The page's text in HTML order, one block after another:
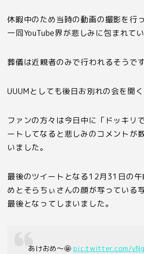
休暇中のため当時の動画の撮影を行
一同YouTube界が悲しみに包まれてい
葬儀は近親者のみで行われるそうです
UUUMとしても後日お別れの会を開
ファンの方々は今日中に「ドッキリ
ートしてなると悲しみのコメントが
いました。
最後のツイートとなる12月31 日の
めとそらちぃさんの顔が写っている
最後となってしまいました。
あけおめ〜🤩pic.twitter.com/